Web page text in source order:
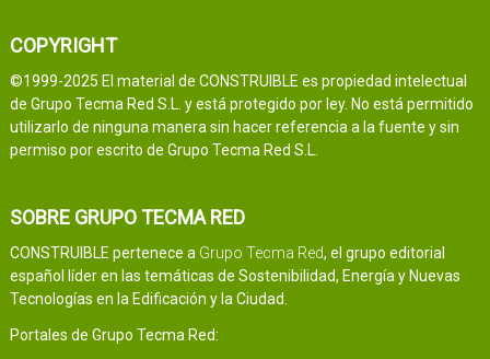
COPYRIGHT
©1999-2025 El material de CONSTRUIBLE es propiedad intelectual
de Grupo Tecma Red S.L. y está protegido por ley. No está permitido
utilizarlo de ninguna manera sin hacer referencia a la fuente y sin
permiso por escrito de Grupo Tecma Red S.L.
SOBRE GRUPO TECMA RED
CONSTRUIBLE pertenece a Grupo Tecma Red, el grupo editorial
español líder en las temáticas de Sostenibilidad, Energía y Nuevas
Tecnologías en la Edificación y la Ciudad.
Portales de Grupo Tecma Red: